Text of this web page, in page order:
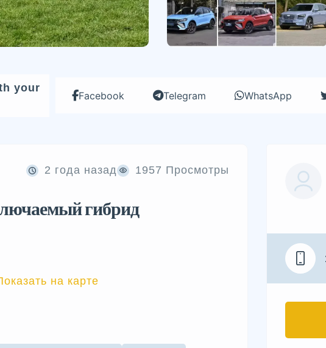
your
Facebook Telegram WhatsApp
2 года назад 1957 Просмотры
гибрид
на карте